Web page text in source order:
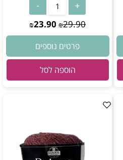
₪29.90
₪23.90
פרטים נוספים
הוספה לסל